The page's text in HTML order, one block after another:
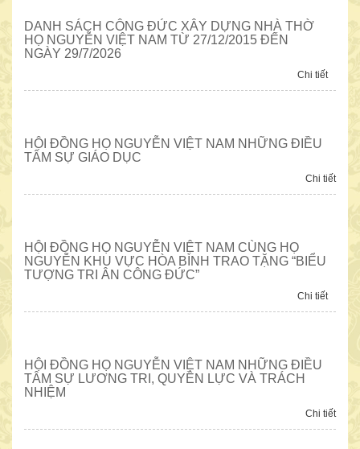
CÔNG TY TNHH MTV DV DL MINH KHÁNH
DANH SÁCH CÔNG ĐỨC XÂY DỰNG NHÀ THỜ
HỌ NGUYỄN VIỆT NAM TỪ 27/12/2015 ĐẾN
NGÀY 29/7/2026
Chi tiết
HỘI ĐỒNG HỌ NGUYỄN VIỆT NAM NHỮNG ĐIỀU
TÂM SỰ GIÁO DỤC
Chi tiết
HỘI ĐỒNG HỌ NGUYỄN VIỆT NAM CÙNG HỌ
NGUYỄN KHU VỰC HÒA BÌNH TRAO TẶNG “BIỂU
TƯỢNG TRI ÂN CÔNG ĐỨC”
Chi tiết
HỘI ĐỒNG HỌ NGUYỄN VIỆT NAM NHỮNG ĐIỀU
TÂM SỰ LƯƠNG TRI, QUYỀN LỰC VÀ TRÁCH
NHIỆM
Chi tiết